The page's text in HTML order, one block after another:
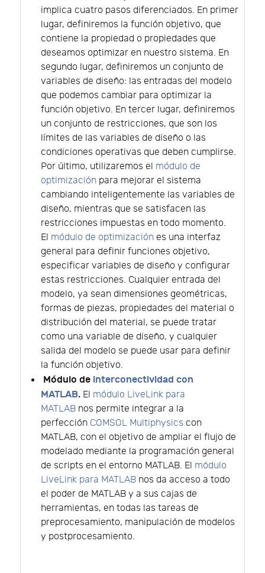
implica cuatro pasos diferenciados. En primer
lugar, definiremos la función objetivo, que
contiene la propiedad o propiedades que
deseamos optimizar en nuestro sistema. En
segundo lugar, definiremos un conjunto de
variables de diseño: las entradas del modelo
que podemos cambiar para optimizar la
función objetivo. En tercer lugar, definiremos
un conjunto de restricciones, que son los
límites de las variables de diseño o las
condiciones operativas que deben cumplirse.
Por último, utilizaremos el módulo de
optimización para mejorar el sistema
cambiando inteligentemente las variables de
diseño, mientras que se satisfacen las
restricciones impuestas en todo momento.
El módulo de optimización es una interfaz
general para definir funciones objetivo,
especificar variables de diseño y configurar
estas restricciones. Cualquier entrada del
modelo, ya sean dimensiones geométricas,
formas de piezas, propiedades del material o
distribución del material, se puede tratar
como una variable de diseño, y cualquier
salida del modelo se puede usar para definir
la función objetivo.
Módulo de interconectividad con
MATLAB. El módulo LiveLink para
MATLAB nos permite integrar a la
perfección COMSOL Multiphysics con
MATLAB, con el objetivo de ampliar el flujo de
modelado mediante la programación general
de scripts en el entorno MATLAB. El módulo
LiveLink para MATLAB nos da acceso a todo
el poder de MATLAB y a sus cajas de
herramientas, en todas las tareas de
preprocesamiento, manipulación de modelos
y postprocesamiento.